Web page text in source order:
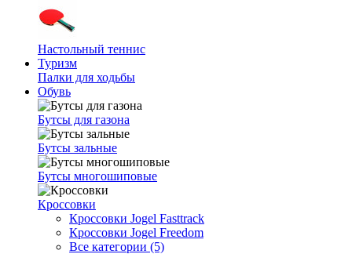
Настольный теннис
Туризм
Палки для ходьбы
Обувь
Бутсы для газона
Бутсы зальные
Бутсы многошиповые
Кроссовки
Кроссовки Jogel Fasttrack
Кроссовки Jogel Freedom
Все категории (5)